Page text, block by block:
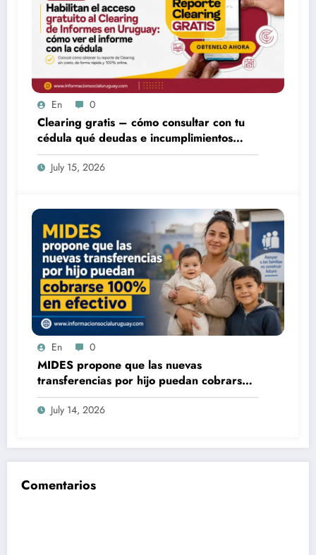
En 0
Clearing gratis – cómo consultar con tu
cédula qué deudas e incumplimientos
tenés
July 15, 2026
En 0
MIDES propone que las nuevas
transferencias por hijo puedan cobrarse
100% en efectivo: qué cambiaría desde
2027July 14, 2026
Comentarios